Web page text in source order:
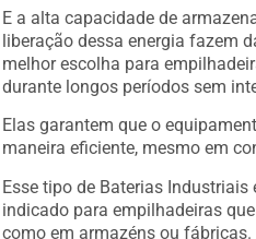
E a alta capacidade de
liberação dessa energia fazem
melhor escolha para
durante longos períodos sem
Elas garantem que o
maneira eficiente, mesmo em
Esse tipo de Baterias
indicado para empilhadeiras
como em armazéns ou fábricas.